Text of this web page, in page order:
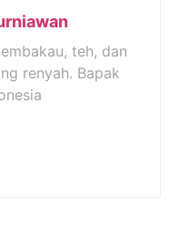
teh, dan
renyah. Bapak